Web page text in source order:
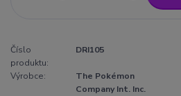
Číslo
produktu:
DRI105
Výrobce:
The Pokémon
Company Int. Inc.